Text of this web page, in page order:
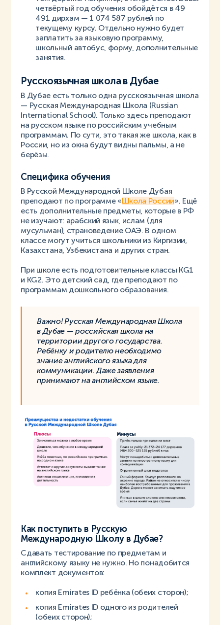
четвёртый год обучения обойдётся в 49
491 дирхам — 1 074 587 рублей по
текущему курсу. Отдельно нужно будет
заплатить за языковую программу,
школьный автобус, форму, дополнительные
занятия.
Русскоязычная школа в Дубае
В Дубае есть только одна русскоязычная школа
— Русская Международная Школа (Russian
International School). Только здесь преподают
на русском языке по российским учебным
программам. По сути, это такая же школа, как в
России, но из окна будут видны пальмы, а не
берёзы.
Специфика обучения
В Русской Международной Школе Дубая
преподают по программе «Школа России». Ещё
есть дополнительные предметы, которые в РФ
не изучают: арабский язык, ислам (для
мусульман), страноведение ОАЭ. В одном
классе могут учиться школьники из Киргизии,
Казахстана, Узбекистана и других стран.
При школе есть подготовительные классы KG1
и KG2. Это детский сад, где преподают по
программам дошкольного образования.
Важно! Русская Международная Школа
в Дубае — российская школа на
территории другого государства.
Ребёнку и родителю необходимо
знание английского языка для
коммуникации. Даже заявления
принимают на английском языке.
Как поступить в Русскую
Международную Школу в Дубае?
Сдавать тестирование по предметам и
английскому языку не нужно. Но понадобится
комплект документов:
копия Emirates ID ребёнка (обеих сторон);
копия Emirates ID одного из родителей
(обеих сторон);